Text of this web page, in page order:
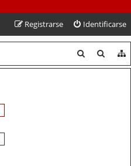
Identificarse
Registrarse
u
u